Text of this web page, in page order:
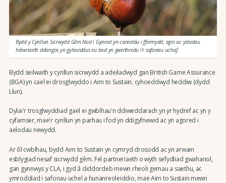
Bydd y Cynllun Sicrwydd Gêm Nod i Gynnal yn caniatáu i ffermydd, egin ac ystadau
helwriaeth ddangos yn gyhoeddus eu bod yn gweithredu i'r safonau uchaf.
Bydd seilwaith y cynllun sicrwydd a adeiladwyd gan British Game Assurance
(BGA) yn cael ei drosglwyddo i Aim to Sustain, cyhoeddwyd heddiw (dydd
Llun).
Dylai'r trosglwyddiad gael ei gwblhau'n ddiweddarach yn yr hydref ac yn y
cyfamser, mae'r cynllun yn parhau i fod yn ddigyfnewid ac yn agored i
aelodau newydd.
Ar ôl cwblhau, bydd Aim to Sustain yn cymryd drosodd ac yn arwain
esblygiad nesaf sicrwydd gêm. Fel partneriaeth o wyth sefydliad gwahanol,
gan gynnwys y CLA, i gyd â diddordeb mewn rheoli gemau a saethu, ac
ymroddiad i safonau uchel a hunanreoleiddio, mae Aim to Sustain mewn